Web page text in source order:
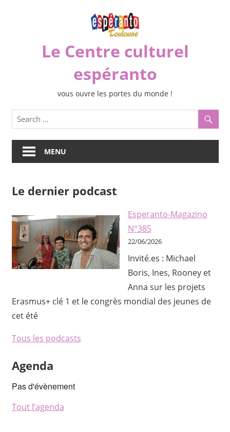
Le Centre culturel
espéranto
vous ouvre les portes du monde !
MENU
Le dernier podcast
Esperanto-Magazino
N°385
22/06/2026
Invité.es : Michael
Boris, Ines, Rooney et
Anna sur les projets
Erasmus+ clé 1 et le congrès mondial des jeunes de
cet été
Tous les podcasts
Agenda
Pas d'évènement
Tout l’agenda